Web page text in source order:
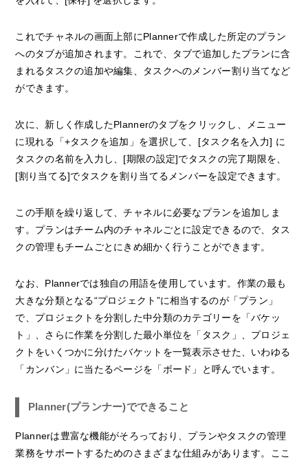
これでチャネルの画面上部にPlannerで作成した所定のプラン
へのタブが追加されます。これで、タブで追加したプランに含
まれるタスクの追加や編集、タスクへのメンバー割り当てなど
ができます。
次に、新しく作成したPlannerのタブをクリックし、メニュー
に現れる「+タスクを追加」を選択して、[タスク名を入力] に
タスクの名前を入力し、[期限の設定]でタスクの完了期限を、
[割り当てる]でタスクを割り当てるメンバーを設定できます。
この手順を繰り返して、チャネルに必要なプランを追加しま
す。プランはチーム内のチャネルごとに設定できるので、タス
クの管理もチームごとにきめ細かく行うことができます。
なお、Plannerでは独自の用語を使用しています。作業の最も
大きな分類となる“プロジェクト”に相当するのが「プラン」
で、プロジェクトを分割した中分類のカテゴリーを「バケッ
ト」、さらに作業を分割した最小単位を「タスク」、プロジェ
クトをいくつかに分けたバケットを一覧表示させた、いわゆる
「カンバン」に当たるページを「ボード」と呼んでいます。
Planner(プランナー)でできること
Plannerは豊富な機能がそろっており、プランやタスクの管理
業務をサポートするためのさまざまな仕組みがあります。ここ